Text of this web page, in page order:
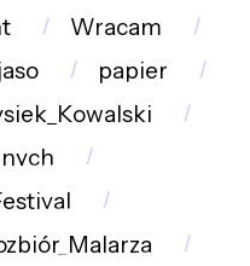
Wracam
jaso
papier